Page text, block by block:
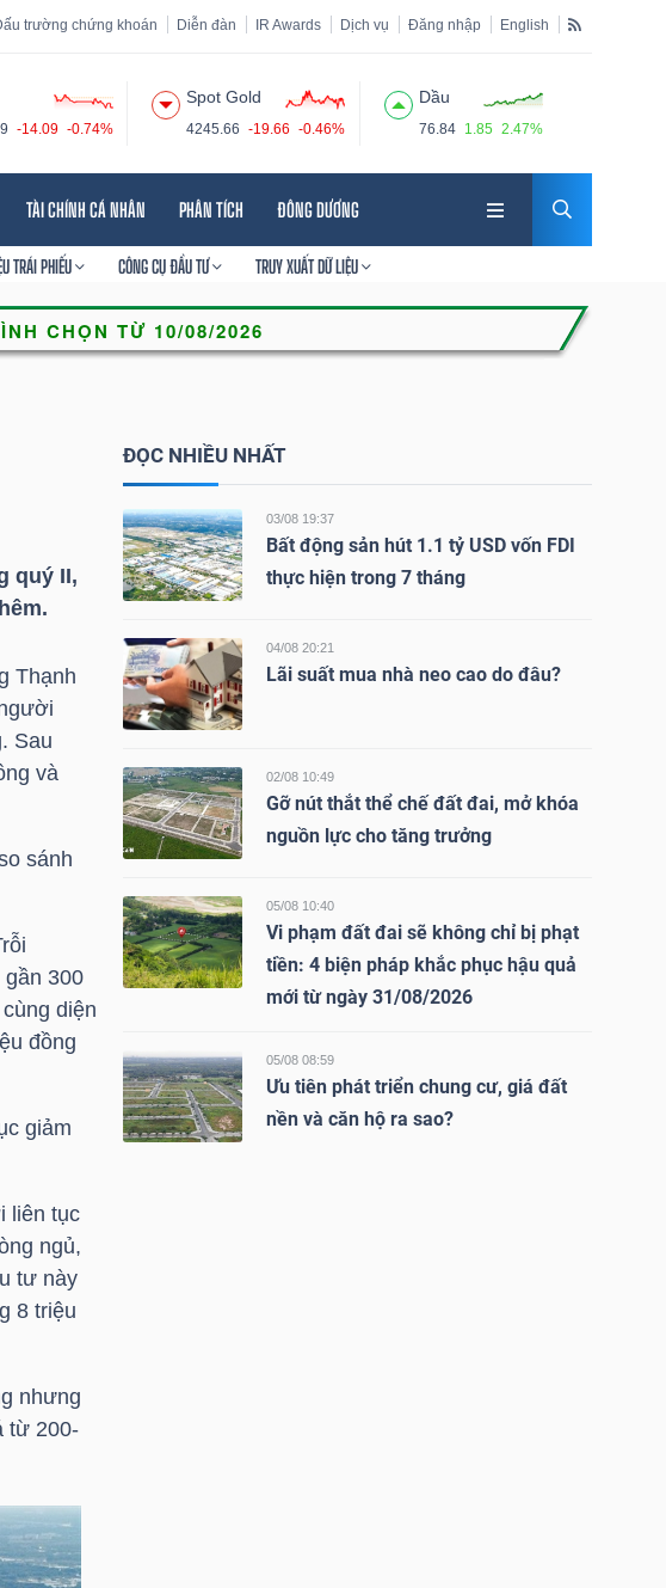
trường chứng khoán Diễn đàn IR Awards Dịch vụ Đăng nhập English
-14.09 -0.74%
Spot Gold
4245.66 -19.66 -0.46%
Dầu
76.84 1.85 2.47%
TÀI CHÍNH CÁ NHÂN PHÂN TÍCH ĐÔNG DƯƠNG
TRÁI PHIẾU CÔNG CỤ ĐẦU TƯ TRUY XUẤT DỮ LIỆU
quý II,
Thạnh
Sau
và
sánh
300
diện
đồng
giảm
liên tục
ngủ,
tư này
8 triệu
nhưng
từ 200-
ĐỌC NHIỀU NHẤT
03/08 19:37
Bất động sản hút 1.1 tỷ USD vốn FDI
thực hiện trong 7 tháng
04/08 20:21
Lãi suất mua nhà neo cao do đâu?
02/08 10:49
Gỡ nút thắt thể chế đất đai, mở khóa
nguồn lực cho tăng trưởng
05/08 10:40
Vi phạm đất đai sẽ không chỉ bị phạt
tiền: 4 biện pháp khắc phục hậu quả
mới từ ngày 31/08/2026
05/08 08:59
Ưu tiên phát triển chung cư, giá đất
nền và căn hộ ra sao?